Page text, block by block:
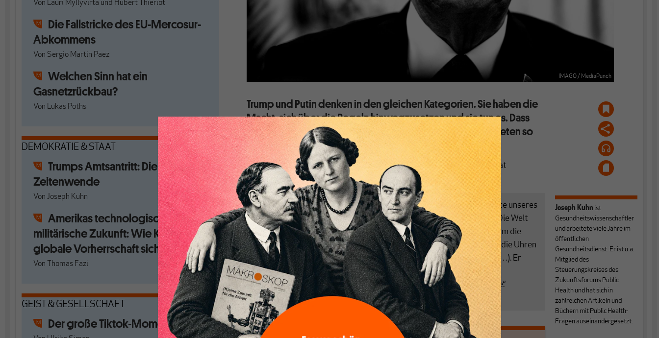
Von Lauri Myllyvirta und Hubert Thieriot
Die Fallstricke des EU-Mercosur-
Abkommens
Von Sergio Martin Paez
Welchen Sinn hat ein
Gasnetzrückbau?
Von Lukas Poths
DEMOKRATIE & STAAT
Trumps Amtsantritt: Die zweite
Zeitenwende
Von Joseph Kuhn
Amerikas technologisch-
militärische Zukunft: Wie KI die
globale Vorherrschaft sichern soll
Von Thomas Fazi
GEIST & GESELLSCHAFT
Der große Tiktok-Moment
IMAGO / MediaPunch
Trump und Putin denken in den gleichen Kategorien. Sie haben die
Macht, sich über die Regeln hinwegzusetzen und sie tun es. Dass
die USA das nun selbst gegenüber den eigenen Verbündeten so
handhaben, markiert eine zweite Zeitenwende.
Am 27. Februar 2022, drei Tage nach Putins Angriff auf die Ukraine, hat
Bundeskanzler Scholzdie „Zeitenwende-Rede“ gehalten:
„Der 24. Februar 2022 markiert eine Zeitenwende in der Geschichte unseres
Kontinents. (…) Wir erleben eine Zeitenwende. Und das bedeutet: Die Welt
danach ist nicht mehr dieselbe wie die Welt davor. Im Kern geht es um die
Frage, ob Macht das Recht brechen darf, ob wir es Putin gestatten, die Uhren
zurückzudrehen in die Zeit der Großmächte des 19. Jahrhunderts (…). Er
zertrümmert die europäische Sicherheitsordnung, wie sie seit der
Schlussakte von Helsinki fast ein halbes Jahrhundert Bestand hatte.“
[...]
Joseph Kuhn ist
Gesundheitswissenschaftler
und arbeitete viele Jahre im
öffentlichen
Gesundheitsdienst. Er ist u.a.
Mitglied des
Steuerungskreises des
Zukunftsforums Public
Health und hat sich in
zahlreichen Artikeln und
Büchern mit Public Health-
Fragen auseinandergesetzt.